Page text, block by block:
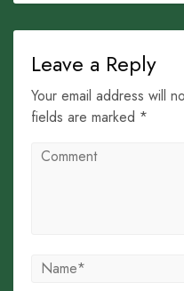
Leave a Reply
Your email address will
fields are marked *